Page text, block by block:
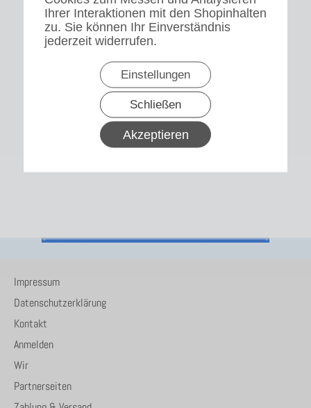
Ihrer Interaktionen mit den Shopinhalten
zu. Sie können Ihr Einverständnis
jederzeit widerrufen.
Einstellungen
Schließen
Akzeptieren
Impressum
Datenschutzerklärung
Kontakt
Anmelden
Wir
Partnerseiten